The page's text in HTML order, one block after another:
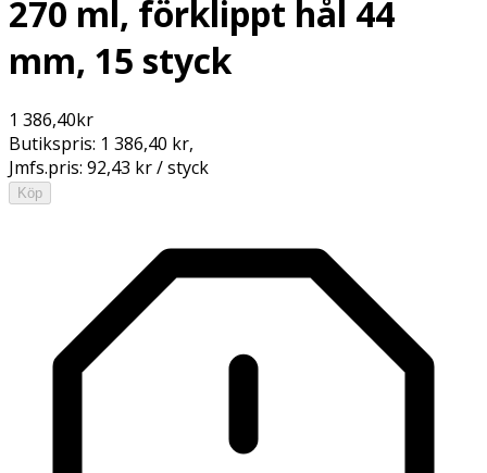
270 ml, förklippt hål 44
mm, 15 styck
1 386,40kr
Butikspris: 1 386,40 kr,
Jmfs.pris: 92,43 kr / styck
Köp